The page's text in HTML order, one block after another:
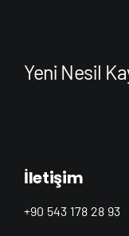
Yeni Nesil
İletişim
+90 543 178 28 93